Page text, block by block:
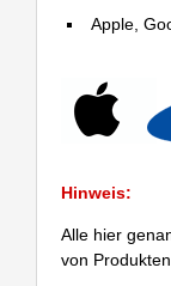
Apple,
Hinweis:
Alle hier
von